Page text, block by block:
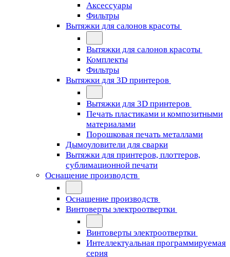
Аксессуары
Фильтры
Вытяжки для салонов красоты
Вытяжки для салонов красоты
Комплекты
Фильтры
Вытяжки для 3D принтеров
Вытяжки для 3D принтеров
Печать пластиками и композитными
материалами
Порошковая печать металлами
Дымоуловители для сварки
Вытяжки для принтеров, плоттеров,
сублимационной печати
Оснащение производств
Оснащение производств
Винтоверты электроотвертки
Винтоверты электроотвертки
Интеллектуальная программируемая
серия